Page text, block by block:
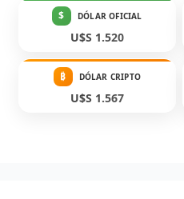
$ DÓLAR OFICIAL
U$S 1.520
₿ DÓLAR CRIPTO
U$S 1.567